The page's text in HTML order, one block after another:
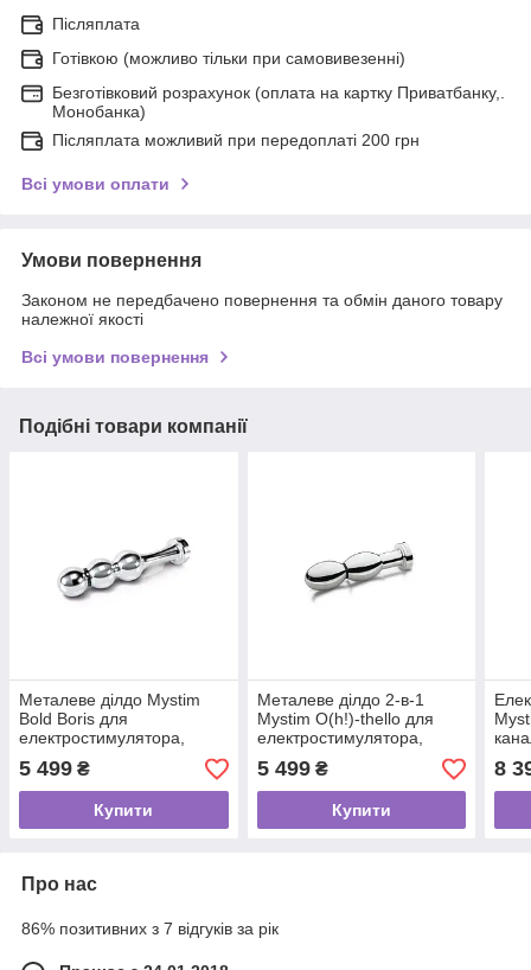
Післяплата
Готівкою (можливо тільки при самовивезенні)
Безготівковий розрахунок (оплата на картку Приватбанку,.
Монобанка)
Післяплата можливий при передоплаті 200 грн
Всі умови оплати
Умови повернення
Законом не передбачено повернення та обмін даного товару
належної якості
Всі умови повернення
Подібні товари компанії
Металеве ділдо Mystim
Bold Boris для
електростимулятора,
діаметр 3,2 см
5 499 ₴
Купити
Металеве ділдо 2-в-1
Mystim O(h!)-thello для
електростимулятора,
діаметр 3,5 см, анальна
пробка
5 499₴
Купити
8
Про нас
86% позитивних з 7 відгуків за рік